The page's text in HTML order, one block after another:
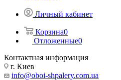
Личный кабинет
Корзина0
Отложенные0
Контактная информация
г. Киев
info@oboi-shpalery.com.ua